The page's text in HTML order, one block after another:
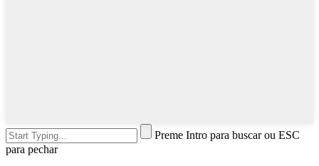
Preme Intro para buscar ou ESC
para pechar